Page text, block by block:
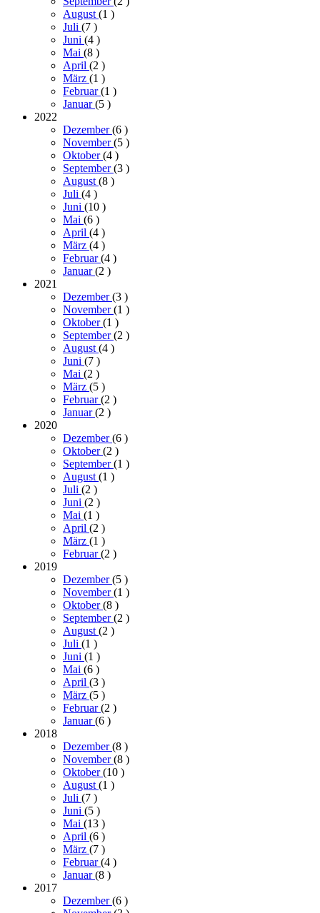
August (1 )
Juli (7 )
Juni (4 )
Mai (8 )
April (2 )
März (1 )
Februar(1 )
Januar(5 )
2022
Dezember(6 )
November(5 )
Oktober(4 )
September(3 )
August (8 )
Juli (4 )
Juni (10 )
Mai (6 )
April (4 )
März (4 )
Februar(4 )
Januar(2 )
2021
Dezember(3 )
November(1 )
Oktober(1 )
September(2 )
August (4 )
Juni (7 )
Mai (2 )
März (5 )
Februar(2 )
Januar(2 )
2020
Dezember(6 )
Oktober(2 )
September(1 )
August (1 )
Juli (2 )
Juni (2 )
Mai (1 )
April (2 )
März (1 )
Februar(2 )
2019
Dezember(5 )
November(1 )
Oktober(8 )
September(2 )
August (2 )
Juli (1 )
Juni (1 )
Mai (6 )
April (3 )
März (5 )
Februar(2 )
Januar(6 )
2018
Dezember(8 )
November(8 )
Oktober(10 )
August (1 )
Juli (7 )
Juni (5 )
Mai (13 )
April (6 )
März (7 )
Februar(4 )
Januar(8 )
2017
Dezember(6 )